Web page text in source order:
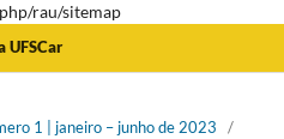
rau/sitemap
UFSCar
1 | janeiro – junho de 2023
/